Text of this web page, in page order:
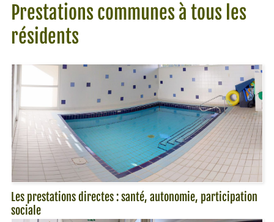
Prestations communes à tous les
résidents
Les prestations directes : santé, autonomie, participation
sociale